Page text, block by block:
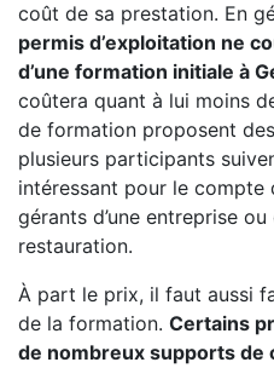
coût de sa prestation. En
permis d’exploitation ne
d’une formation initiale à
coûtera quant à lui moins
de formation proposent
plusieurs participants
intéressant pour le compte
gérants d’une entreprise
restauration.
À part le prix, il faut aussi
de la formation. Certains
de nombreux supports de